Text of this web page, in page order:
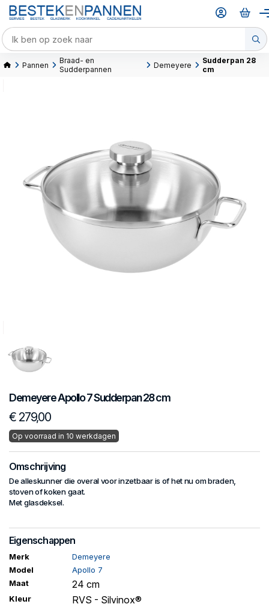
Pannen
Braad- en
Sudderpannen
Demeyere
Sudderpan 28
cm
DemeyereApollo 7Sudderpan 28 cm
€ 279,00
Op voorraad in 10 werkdagen
Omschrijving
De alleskunner die overal voor inzetbaar is of het nu om braden,
stoven of koken gaat.
Met glasdeksel.
Eigenschappen
Merk
Demeyere
Model
Apollo 7
Maat
24 cm
Kleur RVS - Silvinox®